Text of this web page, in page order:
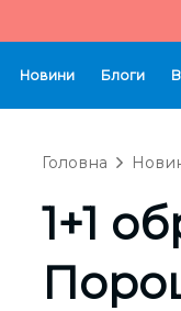
Новини Блоги
Головна
1+1